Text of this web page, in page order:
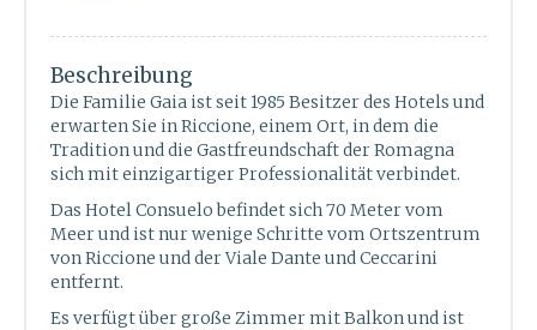
Beschreibung
Die Familie Gaia ist seit 1985 Besitzer des Hotels und
erwarten Sie in Riccione, einem Ort, in dem die
Tradition und die Gastfreundschaft der Romagna
sich mit einzigartiger Professionalität verbindet.
Das Hotel Consuelo befindet sich 70 Meter vom
Meer und ist nur wenige Schritte vom Ortszentrum
von Riccione und der Viale Dante und Ceccarini
entfernt.
Es verfügt über große Zimmer mit Balkon und ist